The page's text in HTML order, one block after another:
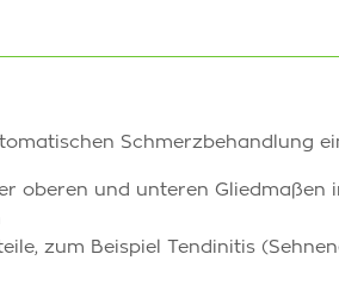
Schmerzbehandlung
oberen und unteren Gliedmaßen
zum Beispiel Tendinitis